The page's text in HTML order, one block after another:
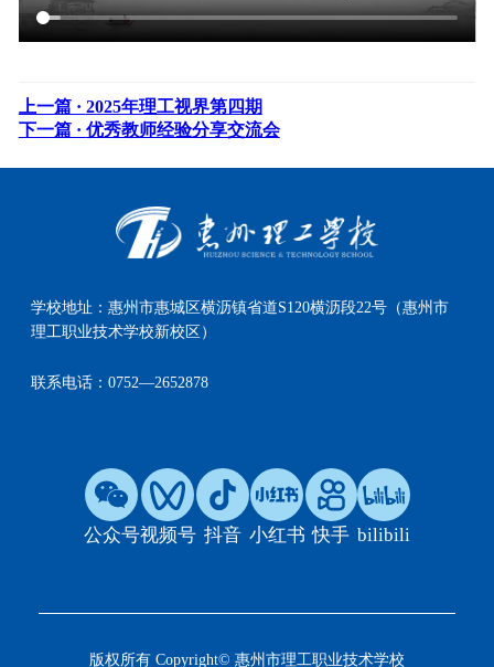
上一篇 · 2025年理工视界第四期
下一篇 · 优秀教师经验分享交流会
学校地址：惠州市惠城区横沥镇省道S120横沥段22号（惠州市
理工职业技术学校新校区）
联系电话：0752—2652878
公众号视频号 抖音 小红书 快手 bilibili
版权所有 Copyright© 惠州市理工职业技术学校